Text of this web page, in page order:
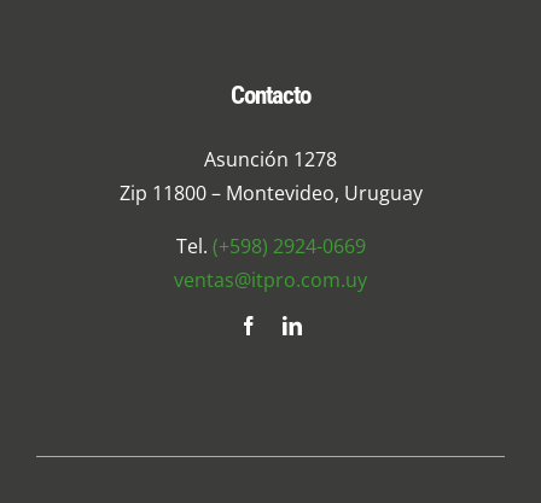
Contacto
Asunción 1278
Zip 11800 – Montevideo, Uruguay
Tel. (+598) 2924-0669
ventas@itpro.com.uy